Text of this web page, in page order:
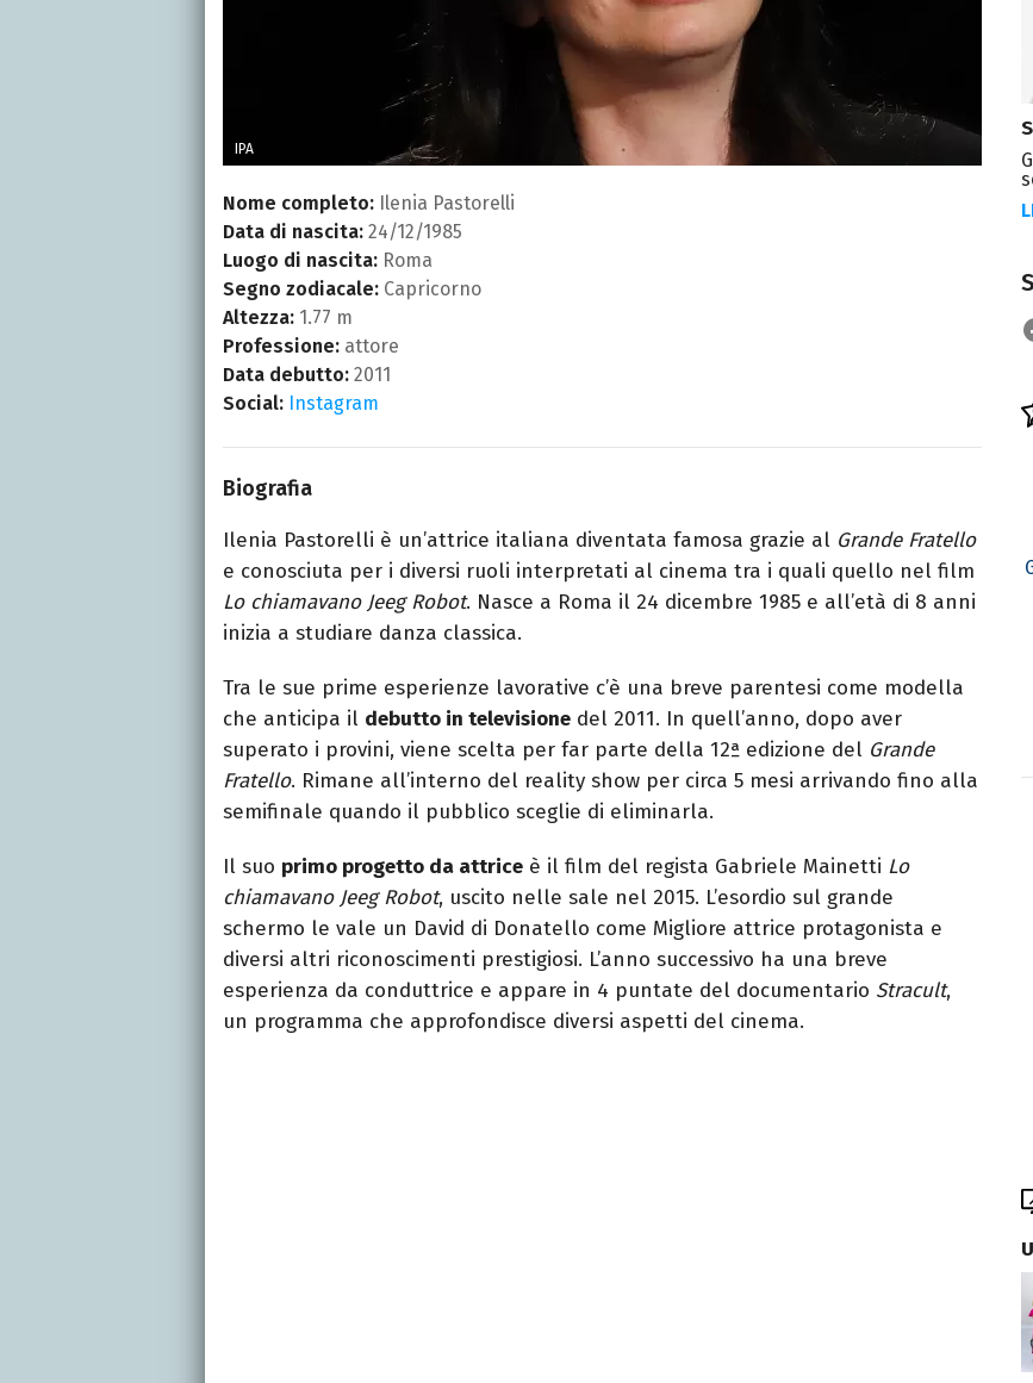
IPA
Nome completo: Ilenia Pastorelli
Data di nascita: 24/12/1985
Luogo di nascita: Roma
Segno zodiacale: Capricorno
Altezza: 1.77 m
Professione: attore
Data debutto: 2011
Social: Instagram
Biografia
Ilenia Pastorelli è un’attrice italiana diventata famosa grazie al Grande Fratello
e conosciuta per i diversi ruoli interpretati al cinema tra i quali quello nel film
Lo chiamavano Jeeg Robot. Nasce a Roma il 24 dicembre 1985 e all’età di 8 anni
inizia a studiare danza classica.
Tra le sue prime esperienze lavorative c’è una breve parentesi come modella
che anticipa il debutto in televisione del 2011. In quell’anno, dopo aver
superato i provini, viene scelta per far parte della 12ª edizione del Grande
Fratello. Rimane all’interno del reality show per circa 5 mesi arrivando fino alla
semifinale quando il pubblico sceglie di eliminarla.
Il suo primo progetto da attrice è il film del regista Gabriele Mainetti Lo
chiamavano Jeeg Robot, uscito nelle sale nel 2015. L’esordio sul grande
schermo le vale un David di Donatello come Migliore attrice protagonista e
diversi altri riconoscimenti prestigiosi. L’anno successivo ha una breve
esperienza da conduttrice e appare in 4 puntate del documentario Stracult,
un programma che approfondisce diversi aspetti del cinema.